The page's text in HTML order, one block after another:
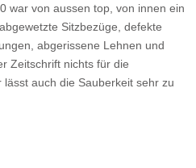
war von aussen top, von innen ein
Sitzbezüge, defekte
abgerissene Lehnen und
Zeitschrift nichts für die
auch die Sauberkeit sehr zu